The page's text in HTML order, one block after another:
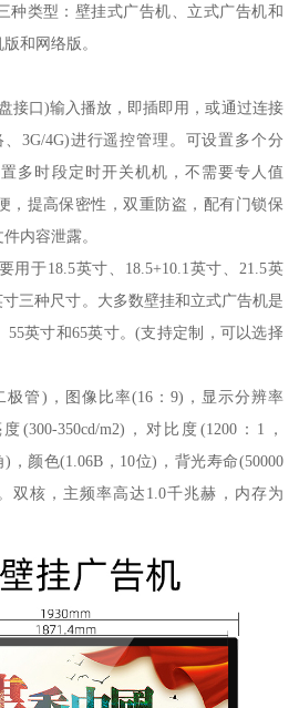
种类型：壁挂式广告机、立式广告机和
和网络版。
接口)输入播放，即插即用，或通过连接
3G/4G)进行遥控管理。可设置多个分
多时段定时开关机机，不需要专人值
，提高保密性，双重防盗，配有门锁保
内容泄露。
用于18.5英寸、18.5+10.1英寸、21.5英
寸三种尺寸。大多数壁挂和立式广告机是
55英寸和65英寸。(支持定制，可以选择
极管)，图像比率(16：9)，显示分辨率
度(300-350cd/m2)，对比度(1200：1，
)，颜色(1.06B，10位)，背光寿命(50000
双核，主频率高达1.0千兆赫，内存为